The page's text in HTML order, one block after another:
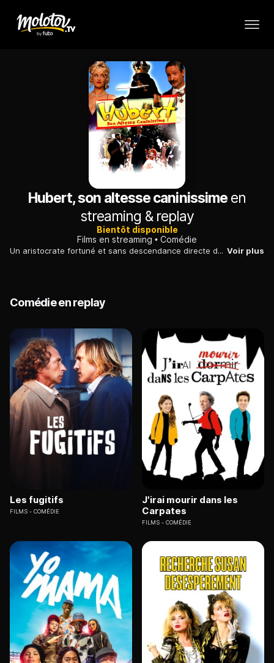
Hubert, son altesse caninissime en
streaming & replay
Bientôt disponible
Films en streaming
Comédie
Un aristocrate fortuné et sans descendance directe décide de léguer son héritage et son titre à son chien fidèle, suscitant la colère de son neveu. Voir plus
Comédie en replay
Les fugitifs
FILMS COMÉDIE
J'irai mourir dans les
Carpates
FILMS COMÉDIE